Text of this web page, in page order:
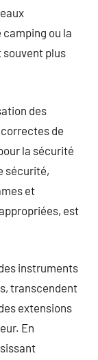
ou la
plus
des
de
la sécurité
sécurité,
et
est
instruments
transcendent
extensions
En